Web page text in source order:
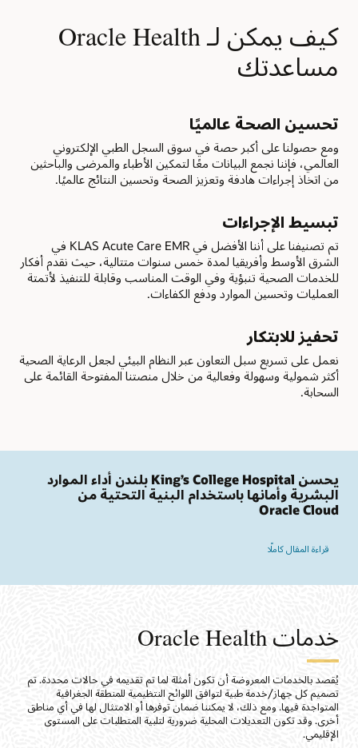
كيف يمكن لـ Oracle Health
مساعدتك
تحسين الصحة عالميًا
ومع حصولنا على أكبر حصة في سوق السجل الطبي الإلكتروني
العالمي، فإننا نجمع البيانات معًا لتمكين الأطباء والمرضى والباحثين
من اتخاذ إجراءات هادفة وتعزيز الصحة وتحسين النتائج عالميًا.
تبسيط الإجراءات
تم تصنيفنا على أننا الأفضل في KLAS Acute Care EMR في
الشرق الأوسط وأفريقيا لمدة خمس سنوات متتالية، حيث نقدم أفكار
للخدمات الصحية تنبؤية وفي الوقت المناسب وقابلة للتنفيذ لأتمتة
العمليات وتحسين الموارد ودفع الكفاءات.
تحفيز للابتكار
نعمل على تسريع سبل التعاون عبر النظام البيئي لجعل الرعاية الصحية
أكثر شمولية وسهولة وفعالية من خلال منصتنا المفتوحة القائمة على
السحابة.
يحسن King’s College Hospital بلندن أداء الموارد
البشرية وأمانها باستخدام البنية التحتية من
Oracle Cloud
قراءة المقال كاملًا
خدمات Oracle Health
يُقصد بالخدمات المعروضة أن تكون أمثلة لما تم تقديمه في حالات محددة. تم
تصميم كل جهاز/خدمة طبية لتوافق اللوائح النتظيمية للمنطقة الجغرافية
المتواجدة فيها. ومع ذلك، لا يمكننا ضمان توفرها أو الامتثال لها في أي مناطق
أخرى. وقد تكون التعديلات المحلية ضرورية لتلبية المتطلبات على المستوى
الإقليمي.